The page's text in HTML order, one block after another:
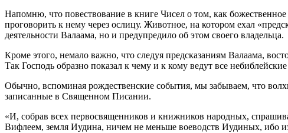
Напомню, что повествование в книге Чисел о том, как
проговорить к нему через ослицу. Животное, на котором ехал
деятельности Валаама, но и предупредило об этом своего владельца.
Кроме этого, немало важно, что следуя предсказаниям Валаама,
Так Господь образно показал к чему и к кому ведут все
Обычно, вспоминая рождественские события, мы забываем, что
записанные в Священном Писании.
«И, собрав всех первосвященников и книжников народных,
Вифлеем, земля Иудина, ничем не меньше воеводств Иудиных, ибо